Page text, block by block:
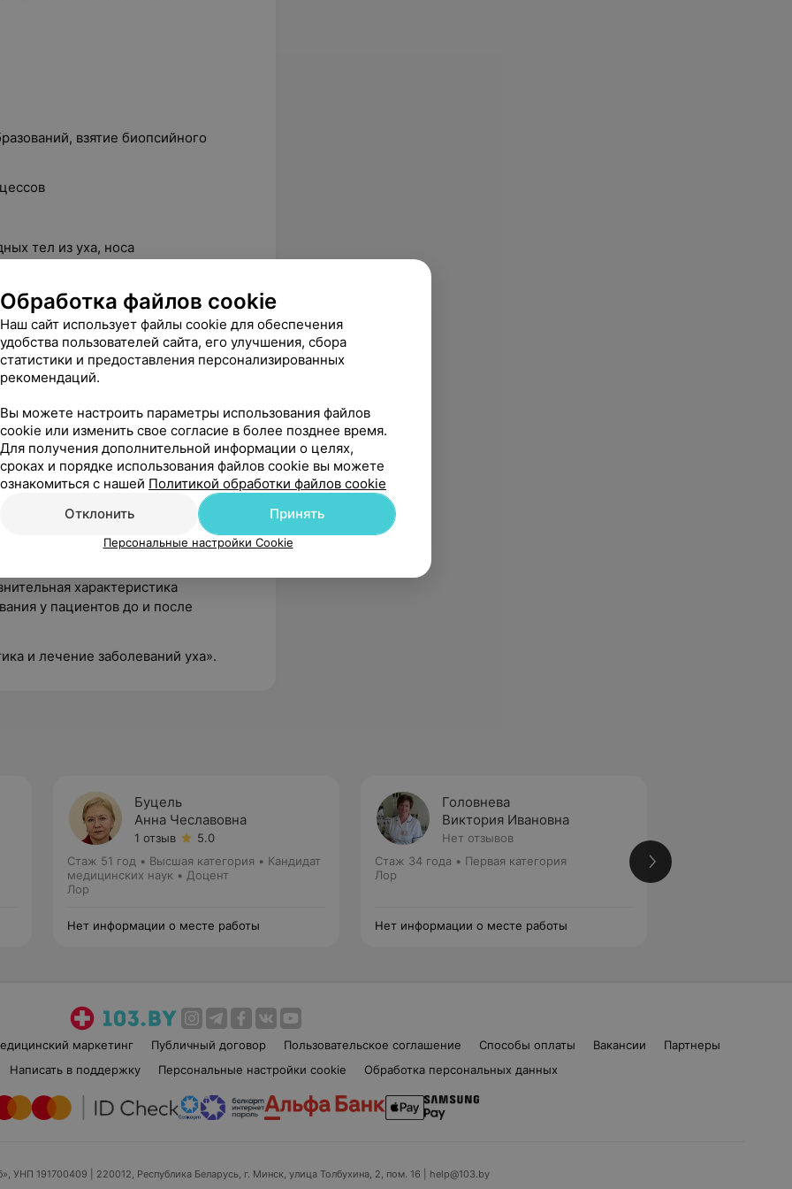
взятие биопсийного
тел из уха, носа
при носовых кровотечениях
средств в полость уха,
средств
лечения в ринологии».
лечения и диагностики в
ESC 2018, участие
характеристика
у пациентов до и после
и лечение заболеваний уха».
Буцель
Анна Чеславовна
1 отзыв
5.0
Стаж 51 год • Высшая категория • Кандидат
медицинских наук • Доцент
Лор
Нет информации о месте работы
Головнева
Виктория Ивановна
Нет отзывов
Стаж 34 года • Первая категория
Лор
Нет информации о месте работы
маркетинг Публичный договор Пользовательское соглашение Способы оплаты Вакансии
Партнеры
Написать в поддержку Персональные настройки cookie Обработка персональных данных
УНП 191700409 | 220012, Республика Беларусь, г. Минск, улица Толбухина, 2, пом. 16 | help@103.by
Обработка файлов cookie
Наш сайт использует файлы cookie для обеспечения
удобства пользователей сайта, его улучшения, сбора
статистики и предоставления персонализированных
рекомендаций.
Вы можете настроить параметры использования файлов
cookie или изменить свое согласие в более позднее время.
Для получения дополнительной информации о целях,
сроках и порядке использования файлов cookie вы можете
ознакомиться с нашей Политикой обработки файлов cookie
Отклонить
Принять
Персональные настройки Cookie